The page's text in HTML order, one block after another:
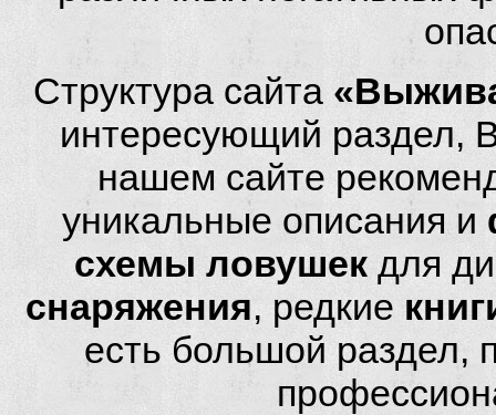
Структура сайта
интересующий раздел,
нашем сайте
уникальные описания и
схемы ловушек для
снаряжения, редкие
есть большой